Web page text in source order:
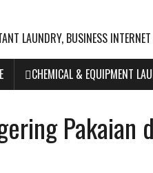
LAUNDRY, BUSINESS
CHEMICAL & EQUIPMENT
Pakaian